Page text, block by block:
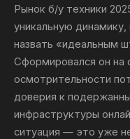
Рынок б/у техники
уникальную
назвать «идеальным
Сформировался он на
осмотрительности
доверия к
инфраструктуры
ситуация — это уже